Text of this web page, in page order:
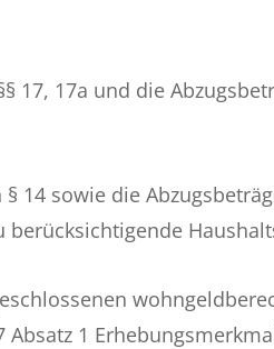
17, 17a und die
14 sowie die
berücksichtigende
1